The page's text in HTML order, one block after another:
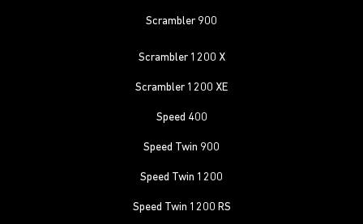
Scrambler 900
Scrambler 1200 X
Scrambler 1200 XE
Speed 400
Speed Twin 900
Speed Twin 1200
Speed Twin 1200 RS